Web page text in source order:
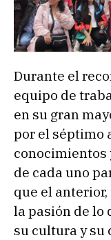
Durante el
equipo de
en su gran
por el séptimo
conocimientos
de cada uno
que el
la pasión de lo
su cultura y su